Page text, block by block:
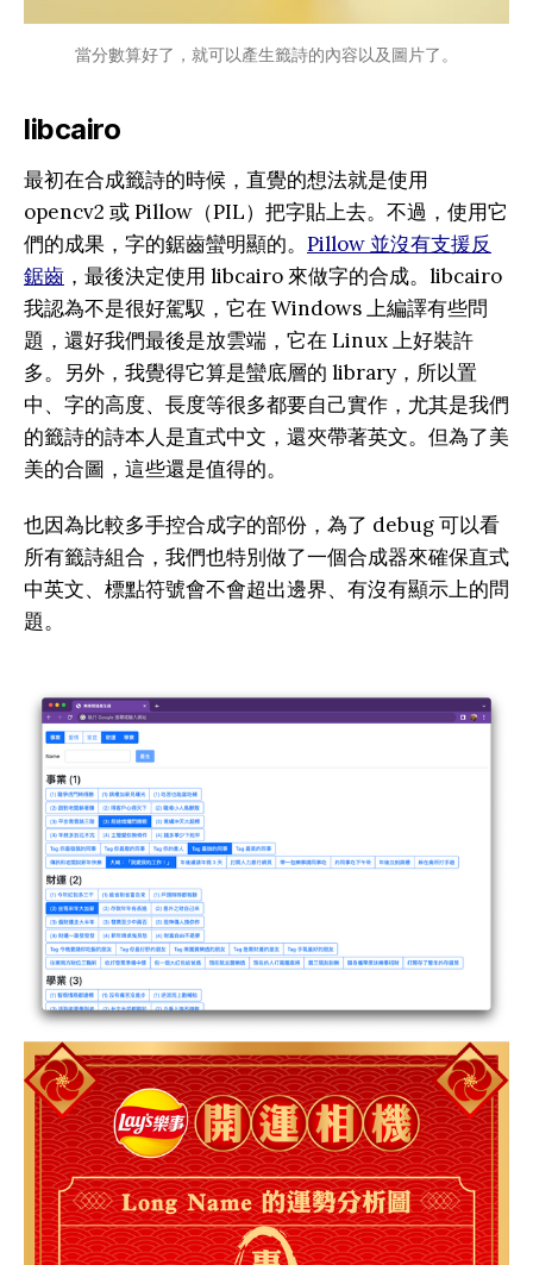
當分數算好了，就可以產生籤詩的內容以及圖片了。
libcairo
最初在合成籤詩的時候，直覺的想法就是使用
opencv2 或 Pillow（PIL）把字貼上去。不過，使用它
們的成果，字的鋸齒蠻明顯的。 Pillow 並沒有支援反
鋸齒 ，最後決定使用 libcairo 來做字的合成。libcairo
我認為不是很好駕馭，它在 Windows 上編譯有些問
題，還好我們最後是放雲端，它在 Linux 上好裝許
多。另外，我覺得它算是蠻底層的 library，所以置
中、字的高度、長度等很多都要自己實作，尤其是我們
的籤詩的詩本人是直式中文，還夾帶著英文。但為了美
美的合圖，這些還是值得的。
也因為比較多手控合成字的部份，為了 debug 可以看
所有籤詩組合，我們也特別做了一個合成器來確保直式
中英文、標點符號會不會超出邊界、有沒有顯示上的問
題。